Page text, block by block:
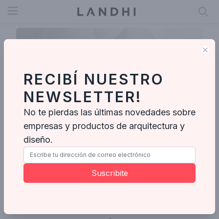
Open menu
belen
RECIBÍ NUESTRO
NEWSLETTER!
No te pierdas las últimas novedades sobre
empresas y productos de arquitectura y
diseño.
Suscribite